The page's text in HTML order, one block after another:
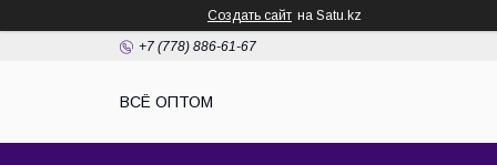
Создать сайт на Satu.kz
+7 (778) 886-61-67
ВСЁ ОПТОМ